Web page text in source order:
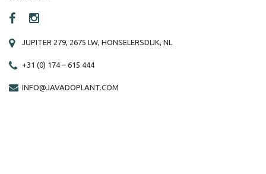
JUPITER 279, 2675 LW, HONSELERSDIJK, NL
+31 (0) 174 – 615 444
INFO@JAVADOPLANT.COM